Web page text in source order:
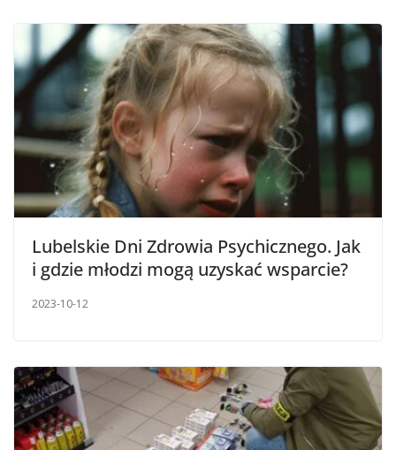
Lubelskie Dni Zdrowia Psychicznego. Jak
i gdzie młodzi mogą uzyskać wsparcie?
2023-10-12